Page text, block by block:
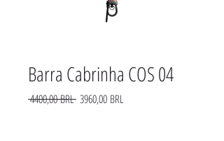
Barra Cabrinha COS 04
4400,00 BRL Precio
3960,00 BRL